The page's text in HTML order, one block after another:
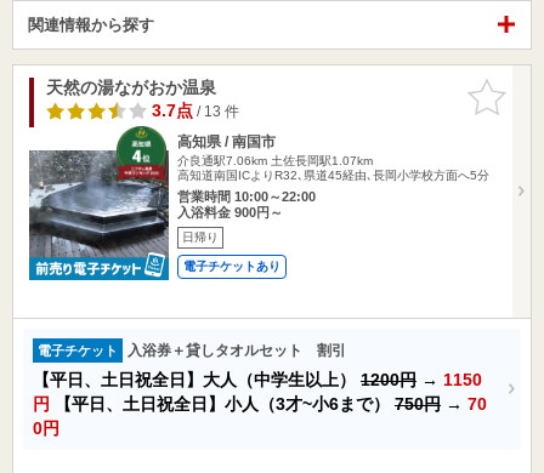
関連情報から探す
お気に入
りに追加
天然の湯ながおか温泉
3.7点/ 13 件
高知県 / 南国市
介良通駅7.06km 土佐長岡駅1.07km
高知道南国ICよりR32､県道45経由､長岡小学校方面へ5分
営業時間 10:00～22:00
入浴料金 900円～
日帰り
電子チケットあり
電子チケット 入浴券＋貸しタオルセット 割引
【平日、土日祝全日】大人（中学生以上） 1200円 → 1150
円
【平日、土日祝全日】小人（3才~小6まで） 750円 → 70
0円